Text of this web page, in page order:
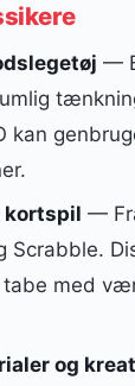
—
kan
—
Scrabble.
tabe med
og